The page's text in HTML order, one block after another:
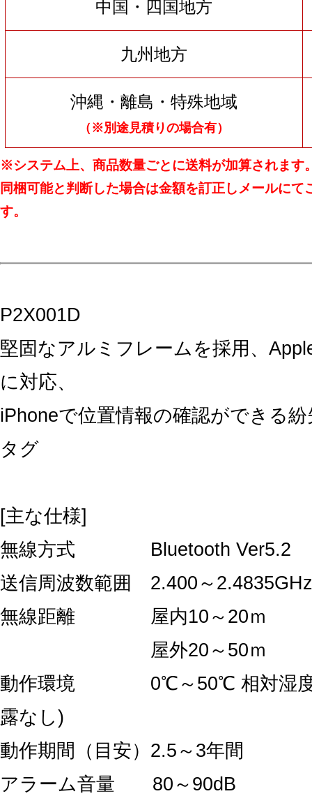
中国・四国地方
九州地方
沖縄・離島・特殊地域
（※別途見積りの場合有）
※システム上、商品数量ごとに送料が加算されます
同梱可能と判断した場合は金額を訂正しメールにて
す。
P2X001D
堅固なアルミフレームを採用、
に対応、
iPhoneで位置情報の確認ができる
タグ
[主な仕様]
無線方式 Bluetooth Ver5.2
送信周波数範囲 2.400～2.4835GHz
無線距離 屋内10～20ｍ
屋外20～50ｍ
動作環境 0℃～50℃ 相対湿度
露なし)
動作期間（目安）2.5～3年間
アラーム音量 80～90dB